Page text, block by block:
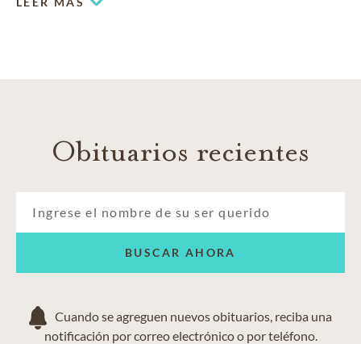
Obituarios recientes
BUSCAR AHORA
Cuando se agreguen nuevos obituarios, reciba una
notificación por correo electrónico o por teléfono.